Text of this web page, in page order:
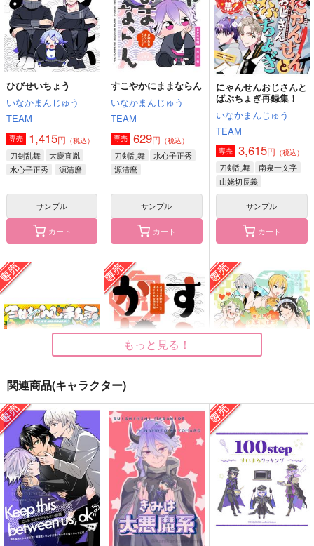
787円（税込）
山姥切国広
サンプル
作品詳細
3,615円（税込）
南泉一文字
サンプル
1,415円（税込）
大慶直胤
サンプル
作品詳細
実は色すら記憶にな
い。
さくらもち戦域
495円（税込）
源清麿×女審神者
サンプル
作品詳細
3つの集合の個数定理
ぺよぺよはぴー
660 円（税込）
大慶直胤×源清麿
サンプル
白磁のきみ
しちしち
315円（税込）
水心子正秀×源清麿
サンプル
ひびせいちょう
いなかまんじゅう
TEAM
専売 1,415円 （税込）
刀剣乱舞
大慶直胤
水心子正秀
源清麿
サンプル
カート
すこやかにままならん
いなかまんじゅう
TEAM
専売 629円 （税込）
刀剣乱舞
水心子正秀
源清麿
サンプル
カート
にゃんせんおじさんと
ばぶちょぎ再録集！
いなかまんじゅう
TEAM
専売 3,615円 （税込）
刀剣乱舞
南泉一文字
山姥切長義
サンプル
カート
ちゃれんじまんま！
いなかまんじゅう
TEAM
専売 787 円（税込）
刀剣乱舞
山姥切国広
山姥切長義
サンプル
すこやかかよ
いなかまんじゅう
TEAM
専売 944円（税込）
刀剣乱舞
水心子正秀
肥前忠広
サンプル
海デビュー！
いなかまんじゅう
TEAM
専売 822円（税込）
刀剣乱舞
山姥切国広
山姥切長義
サンプル
もっと見る！
関連商品(キャラクター)